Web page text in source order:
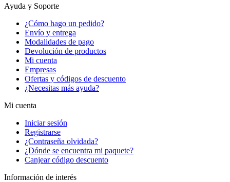
Ayuda y Soporte
¿Cómo hago un pedido?
Envío y entrega
Modalidades de pago
Devolución de productos
Mi cuenta
Empresas
Ofertas y códigos de descuento
¿Necesitas más ayuda?
Mi cuenta
Iniciar sesión
Registrarse
¿Contraseña olvidada?
¿Dónde se encuentra mi paquete?
Canjear código descuento
Información de interés